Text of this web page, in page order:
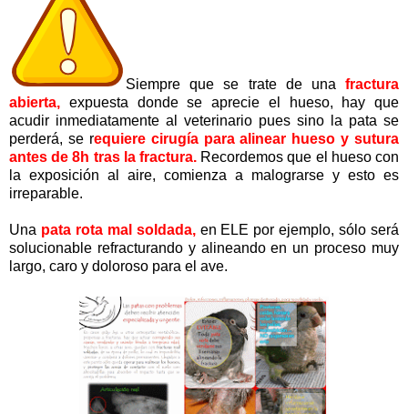
Siempre que se trate de una fractura
abierta, expuesta donde se aprecie el hueso, hay que
acudir inmediatamente al veterinario pues sino la pata se
perderá, se requiere cirugía para alinear hueso y sutura
antes de 8h tras la fractura. Recordemos que el hueso con
la exposición al aire, comienza a malograrse y esto es
irreparable.
Una pata rota mal soldada,en ELE por ejemplo, sólo será
solucionable refracturando y alineando en un proceso muy
largo, caro y doloroso para el ave.